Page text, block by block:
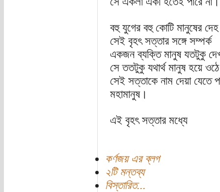
বহু যুগের বহু কোটি মানুষের
সেই বৃহৎ সত্তার সঙ্গে সম্পর্ক
একজন ব্যক্তি মানুষ যতটুকু
সে ততটুকু যথার্থ মানুষ হয়ে
সেই সত্তাকে নাম দেয়া যেতে
মহামানুষ।
এই বৃহৎ সত্তার মধ্যে
কর্ণজয় এর ব্লগ
২টি মন্তব্য
বিস্তারিত...